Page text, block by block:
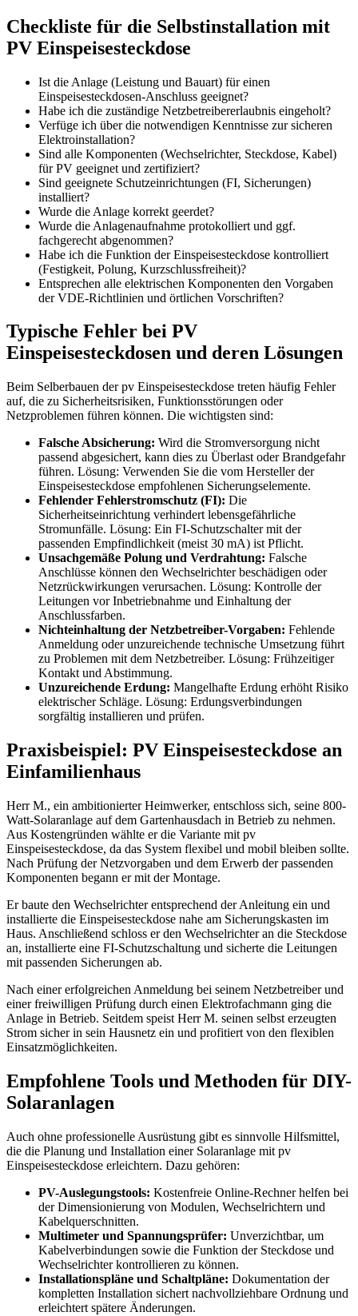
Checkliste für die Selbstinstallation mit
PV Einspeisesteckdose
Ist die Anlage (Leistung und Bauart) für einen
Einspeisesteckdosen-Anschluss geeignet?
Habe ich die zuständige Netzbetreibererlaubnis eingeholt?
Verfüge ich über die notwendigen Kenntnisse zur sicheren
Elektroinstallation?
Sind alle Komponenten (Wechselrichter, Steckdose, Kabel)
für PV geeignet und zertifiziert?
Sind geeignete Schutzeinrichtungen (FI, Sicherungen)
installiert?
Wurde die Anlage korrekt geerdet?
Wurde die Anlagenaufnahme protokolliert und ggf.
fachgerecht abgenommen?
Habe ich die Funktion der Einspeisesteckdose kontrolliert
(Festigkeit, Polung, Kurzschlussfreiheit)?
Entsprechen alle elektrischen Komponenten den Vorgaben
der VDE-Richtlinien und örtlichen Vorschriften?
Typische Fehler bei PV
Einspeisesteckdosen und deren Lösungen
Beim Selberbauen der pv Einspeisesteckdose treten häufig Fehler
auf, die zu Sicherheitsrisiken, Funktionsstörungen oder
Netzproblemen führen können. Die wichtigsten sind:
Falsche Absicherung: Wird die Stromversorgung nicht
passend abgesichert, kann dies zu Überlast oder Brandgefahr
führen. Lösung: Verwenden Sie die vom Hersteller der
Einspeisesteckdose empfohlenen Sicherungselemente.
Fehlender Fehlerstromschutz (FI): Die
Sicherheitseinrichtung verhindert lebensgefährliche
Stromunfälle. Lösung: Ein FI-Schutzschalter mit der
passenden Empfindlichkeit (meist 30 mA) ist Pflicht.
Unsachgemäße Polung und Verdrahtung: Falsche
Anschlüsse können den Wechselrichter beschädigen oder
Netzrückwirkungen verursachen. Lösung: Kontrolle der
Leitungen vor Inbetriebnahme und Einhaltung der
Anschlussfarben.
Nichteinhaltung der Netzbetreiber-Vorgaben: Fehlende
Anmeldung oder unzureichende technische Umsetzung führt
zu Problemen mit dem Netzbetreiber. Lösung: Frühzeitiger
Kontakt und Abstimmung.
Unzureichende Erdung: Mangelhafte Erdung erhöht Risiko
elektrischer Schläge. Lösung: Erdungsverbindungen
sorgfältig installieren und prüfen.
Praxisbeispiel: PV Einspeisesteckdose an
Einfamilienhaus
Herr M., ein ambitionierter Heimwerker, entschloss sich, seine 800-
Watt-Solaranlage auf dem Gartenhausdach in Betrieb zu nehmen.
Aus Kostengründen wählte er die Variante mit pv
Einspeisesteckdose, da das System flexibel und mobil bleiben sollte.
Nach Prüfung der Netzvorgaben und dem Erwerb der passenden
Komponenten begann er mit der Montage.
Er baute den Wechselrichter entsprechend der Anleitung ein und
installierte die Einspeisesteckdose nahe am Sicherungskasten im
Haus. Anschließend schloss er den Wechselrichter an die Steckdose
an, installierte eine FI-Schutzschaltung und sicherte die Leitungen
mit passenden Sicherungen ab.
Nach einer erfolgreichen Anmeldung bei seinem Netzbetreiber und
einer freiwilligen Prüfung durch einen Elektrofachmann ging die
Anlage in Betrieb. Seitdem speist Herr M. seinen selbst erzeugten
Strom sicher in sein Hausnetz ein und profitiert von den flexiblen
Einsatzmöglichkeiten.
Empfohlene Tools und Methoden für DIY-
Solaranlagen
Auch ohne professionelle Ausrüstung gibt es sinnvolle Hilfsmittel,
die die Planung und Installation einer Solaranlage mit pv
Einspeisesteckdose erleichtern. Dazu gehören:
PV-Auslegungstools: Kostenfreie Online-Rechner helfen bei
der Dimensionierung von Modulen, Wechselrichtern und
Kabelquerschnitten.
Multimeter und Spannungsprüfer: Unverzichtbar, um
Kabelverbindungen sowie die Funktion der Steckdose und
Wechselrichter kontrollieren zu können.
Installationspläne und Schaltpläne: Dokumentation der
kompletten Installation sichert nachvollziehbare Ordnung und
erleichtert spätere Änderungen.